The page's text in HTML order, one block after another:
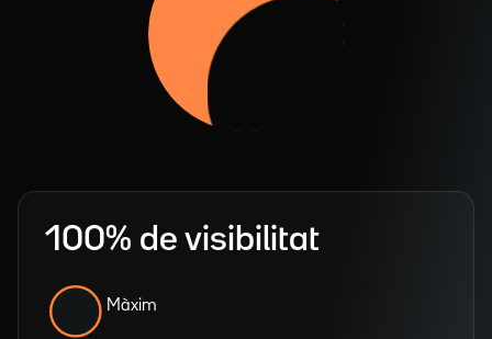
100% de visibilitat
Màxim